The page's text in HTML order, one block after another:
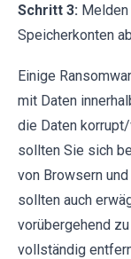
Schritt 3:
Speicherkonten
Einige
mit Daten
die Daten
sollten Sie sich
von Browsern
sollten auch
vorübergehend
vollständig